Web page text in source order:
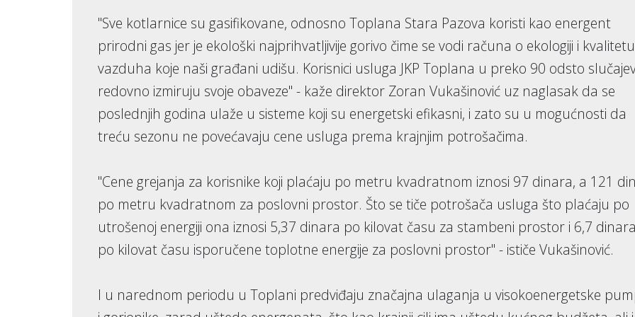
"Sve kotlarnice su gasifikovane, odnosno Toplana Stara Pazova koristi kao energent
prirodni gas jer je ekološki najprihvatljivije gorivo čime se vodi računa o ekologiji i kvalitetu
vazduha koje naši građani udišu. Korisnici usluga JKP Toplana u preko 90 odsto
redovno izmiruju svoje obaveze" - kaže direktor Zoran Vukašinović uz naglasak da se
poslednjih godina ulaže u sisteme koji su energetski efikasni, i zato su u mogućnosti da
treću sezonu ne povećavaju cene usluga prema krajnjim potrošačima.
"Cene grejanja za korisnike koji plaćaju po metru kvadratnom iznosi 97 dinara, a 121
po metru kvadratnom za poslovni prostor. Što se tiče potrošača usluga što plaćaju po
utrošenoj energiji ona iznosi 5,37 dinara po kilovat času za stambeni prostor i 6,7 dinara
po kilovat času isporučene toplotne energije za poslovni prostor" - ističe Vukašinović.
I u narednom periodu u Toplani predviđaju značajna ulaganja u visokoenergetske